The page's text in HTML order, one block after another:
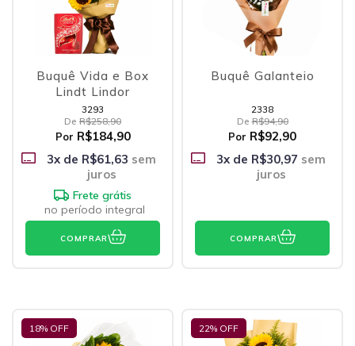
Buquê Vida e Box
Lindt Lindor
3293
De R$258,90
Por R$184,90
3x de R$61,63 sem
juros
Frete grátis
no período integral
COMPRAR
Buquê Galanteio
2338
De R$94,90
Por R$92,90
3x de R$30,97 sem
juros
COMPRAR
18% OFF 22% OFF